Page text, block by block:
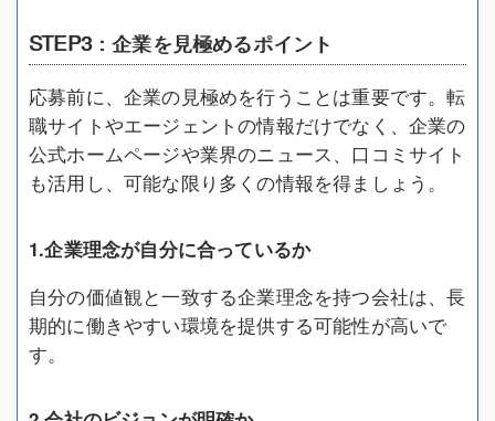
STEP3：企業を見極めるポイント
応募前に、企業の見極めを行うことは重要です。転
職サイトやエージェントの情報だけでなく、企業の
公式ホームページや業界のニュース、口コミサイト
も活用し、可能な限り多くの情報を得ましょう。
1.企業理念が自分に合っているか
自分の価値観と一致する企業理念を持つ会社は、長
期的に働きやすい環境を提供する可能性が高いで
す。